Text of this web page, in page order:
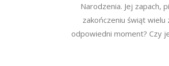
Narodzenia. Jej zapach,
zakończeniu świąt wielu
odpowiedni moment? Czy